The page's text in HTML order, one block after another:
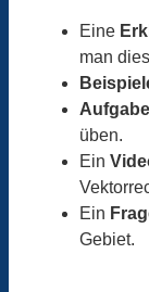
Eine
man
üben.
Ein
Ein
Gebiet.